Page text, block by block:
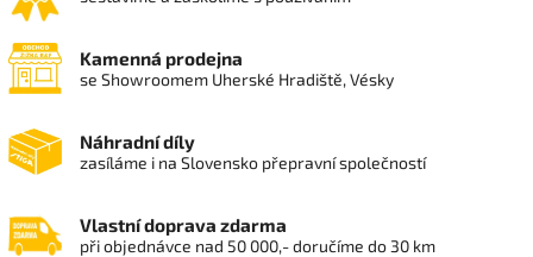
Kamenná prodejna
se Showroomem Uherské Hradiště, Vésky
Náhradní díly
zasíláme i na Slovensko přepravní společností
Vlastní doprava zdarma
při objednávce nad 50 000,- doručíme do 30 km